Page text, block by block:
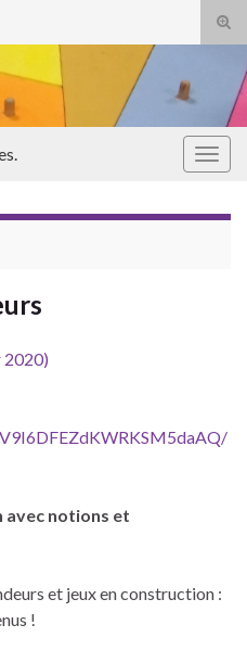
2020)
avec notions et
et jeux en construction :
!